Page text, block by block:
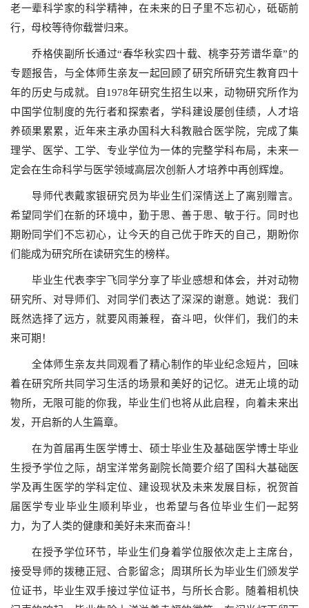
老一辈科学家的科学精神，在未来的日子里不忘初心，砥砺前
行，母校等待你载誉归来。
乔格侠副所长通过“春华秋实四十载、桃李芬芳谱华章”的
专题报告，与全体师生亲友一起回顾了研究所研究生教育四十
年的历史与成就。自 1978年研究生招生以来，动物研究所作为
中国学位制度的先行者和探索者，学科建设屡创佳绩，人才培
养硕果累累，近年来主承办国科大科教融合医学院，完成了集
理学、医学、工学、专业学位为一体的完整学科布局，未来一
定会在生命科学与医学领域高层次创新人才培养中再创辉煌。
导师代表戴家银研究员为毕业生们深情送上了离别赠言。
希望同学们在新的环境中，勤于思、善于思、敏于行。同时也
期盼同学们不忘初心，让今天的自己优于昨天的自己，期盼你
们能成为研究所在读研究生的榜样。
毕业生代表李宇飞同学分享了毕业感想和体会，并对动物
研究所、对导师们、对同学们表达了深深的谢意。她说：我们
既然选择了远方，就要风雨兼程，奋斗吧，伙伴们，我们的未
来可期！
全体师生亲友共同观看了精心制作的毕业纪念短片，回味
着在研究所共同学习生活的场景和美好的记忆。进无止境的动
物所，无限可能的你我，毕业生们也将从此启程，向着未来出
发，开启新的人生篇章。
在为首届再生医学博士、硕士毕业生及基础医学博士毕业
生授予学位之际，胡宝洋常务副院长简要介绍了国科大基础医
学及再生医学的学科定位、建设现状及未来发展目标，祝贺首
届医学专业毕业生顺利毕业，也希望与各位毕业生们一起努
力，为了人类的健康和美好未来而奋斗！
在授予学位环节，毕业生们身着学位服依次走上主席台，
接受导师的拨穂正冠、合影留念；周琪所长为毕业生们颁发学
位证书，毕业生双手接过学位证书，与所长合影。随着相机快